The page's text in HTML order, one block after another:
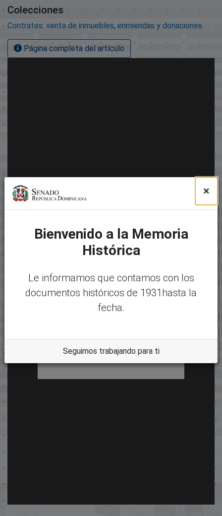
Colecciones
Contratos: venta de inmuebles, enmiendas y donaciones
Página completa del artículo
×
Bienvenido a la Memoria
Histórica
Le informamos que contamos con los
documentos históricos de 1931hasta la
fecha.
Seguimos trabajando para ti